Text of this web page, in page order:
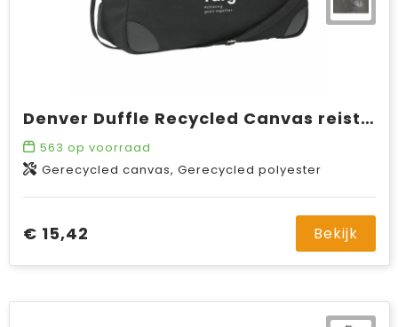
Denver Duffle Recycled Canvas reistas
563 op voorraad
Gerecycled canvas, Gerecycled polyester
€ 15,42 Bekijk